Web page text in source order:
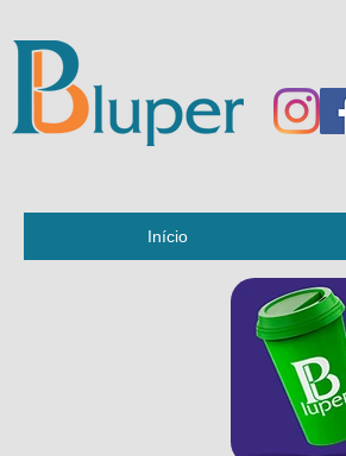
Início